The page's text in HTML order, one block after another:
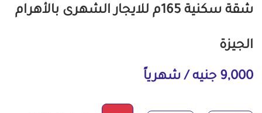
شقة سكنية 165م للايجار الشهرى بالأهرام
الجيزة
9,000 جنيه / شهرياً